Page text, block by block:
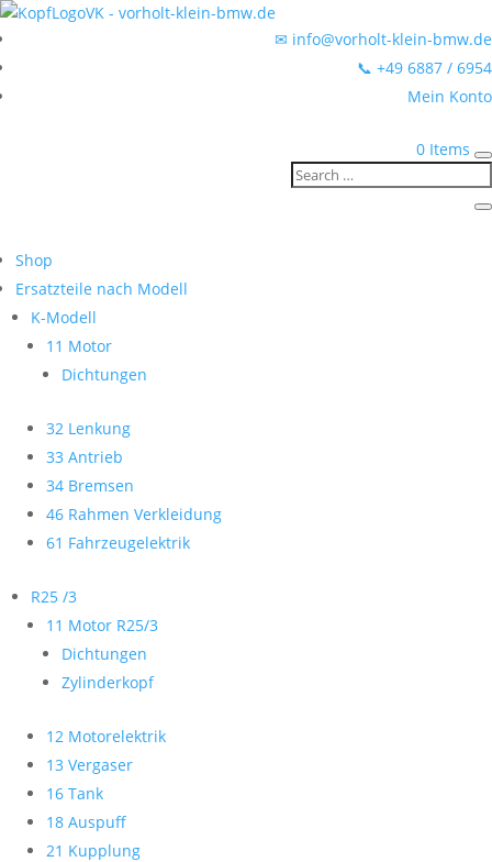
✉ info@vorholt-klein-bmw.de
📞 +49 6887 / 6954
Mein Konto
0 Items
Shop
Ersatzteile nach Modell
K-Modell
11 Motor
Dichtungen
32 Lenkung
33 Antrieb
34 Bremsen
46 Rahmen Verkleidung
61 Fahrzeugelektrik
R25 /3
11 Motor R25/3
Dichtungen
Zylinderkopf
12 Motorelektrik
13 Vergaser
16 Tank
18 Auspuff
21 Kupplung